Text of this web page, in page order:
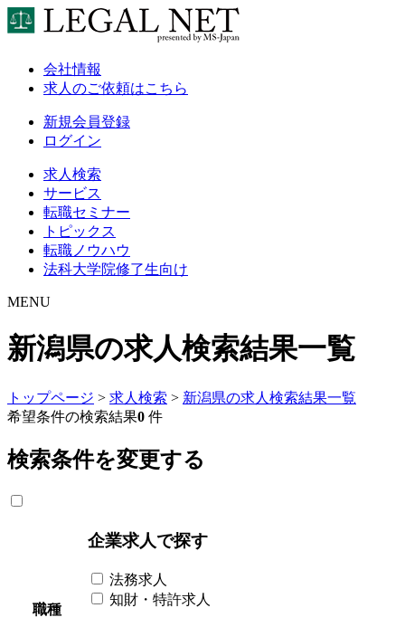
会社情報
求人のご依頼はこちら
新規会員登録
ログイン
求人検索
サービス
転職セミナー
トピックス
転職ノウハウ
法科大学院修了生向け
MENU
新潟県の求人検索結果一覧
トップページ > 求人検索 > 新潟県の求人検索結果一覧
希望条件の検索結果0 件
検索条件を変更する
職種
企業求人で探す
法務求人
知財・特許求人